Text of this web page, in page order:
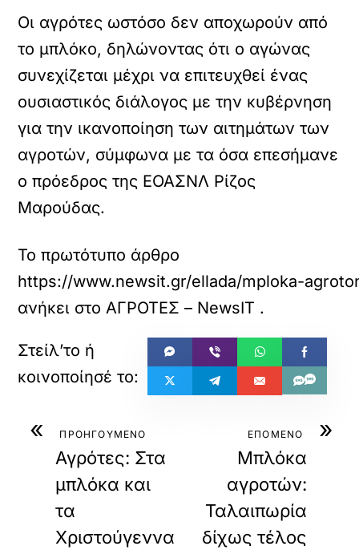
Οι αγρότες ωστόσο δεν αποχωρούν από
το μπλόκο, δηλώνοντας ότι ο αγώνας
συνεχίζεται μέχρι να επιτευχθεί ένας
ουσιαστικός διάλογος με την κυβέρνηση
για την ικανοποίηση των αιτημάτων των
αγροτών, σύμφωνα με τα όσα επεσήμανε
ο πρόεδρος της ΕΟΑΣΝΛ Ρίζος
Μαρούδας.
Το πρωτότυπο άρθρο
https://www.newsit.gr/ellada/mploka-
ανήκει στοΑΓΡΟΤΕΣ – NewsIT .
« ΠΡΟΗΓΟΥΜΕΝΟ
Αγρότες: Στα
μπλόκα και
τα
Χριστούγεννα
»
ΕΠΟΜΕΝΟ
Μπλόκα
αγροτών:
Ταλαιπωρία
δίχως τέλος